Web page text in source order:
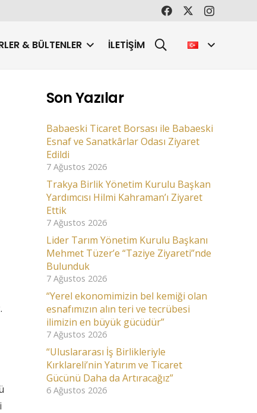
& BÜLTENLER İLETIŞIM
Son Yazılar
Babaeski Ticaret Borsası ile Babaeski
Esnaf ve Sanatkârlar Odası Ziyaret
Edildi
7 Ağustos 2026
Trakya Birlik Yönetim Kurulu Başkan
Yardımcısı Hilmi Kahraman’ı Ziyaret
Ettik
7 Ağustos 2026
Lider Tarım Yönetim Kurulu Başkanı
Mehmet Tüzer’e “Taziye Ziyareti”nde
Bulunduk
7 Ağustos 2026
“Yerel ekonomimizin bel kemiği olan
esnafımızın alın teri ve tecrübesi
ilimizin en büyük gücüdür”
7 Ağustos 2026
“Uluslararası İş Birlikleriyle
Kırklareli’nin Yatırım ve Ticaret
Gücünü Daha da Artıracağız”
6 Ağustos 2026